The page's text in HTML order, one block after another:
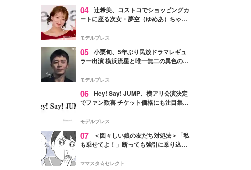
04 辻希美、コストコでショッピングカ
ートに座る次女・夢空（ゆめあ）ちゃん
ぎ」「成長を感じる」の声
モデルプレス
05 小栗旬、5年ぶり民放ドラマレギュ
ラー出演 横浜流星と唯一無二の異色のバ
モデルプレス
06 Hey! Say! JUMP、横アリ公演決定
でファン歓喜 チケット価格にも注目集ま
モデルプレス
07
＜図々しい娘の友だち対処法＞「私
も乗せてよ！」断っても強引に乗り込ん
ママスタ☆セレクト